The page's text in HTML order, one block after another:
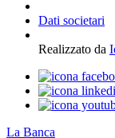
Dati societari
Realizzato da
La Banca